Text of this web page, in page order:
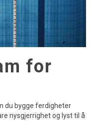
for
du bygge ferdigheter
nysgjerrighet og lyst til å